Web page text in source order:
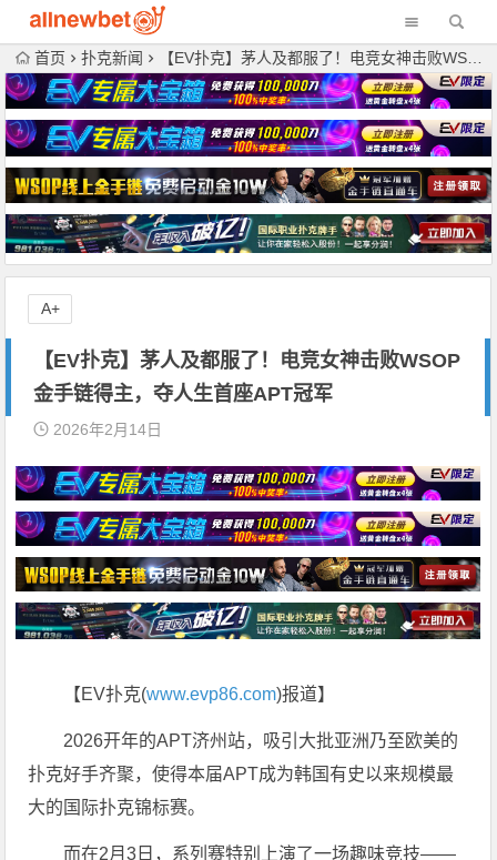
首页 扑克新闻 【EV扑克】茅人及都服了！电竞女神击败WSOP金手链得主，夺人生首座APT冠军
【EV扑克】茅人及都服了！电竞女神击败WSOP
金手链得主，夺人生首座APT冠军
2026年2月14日
【EV扑克(www.evp86.com)报道】
2026开年的APT济州站，吸引大批亚洲乃至欧美的
扑克好手齐聚，使得本届APT成为韩国有史以来规模最
大的国际扑克锦标赛。
而在2月3日，系列赛特别上演了一场趣味竞技——
A+